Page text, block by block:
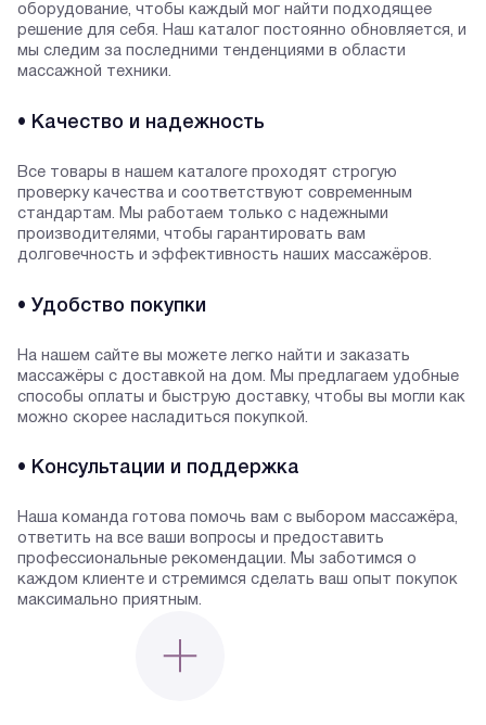
оборудование, чтобы каждый мог найти подходящее
решение для себя. Наш каталог постоянно обновляется, и
мы следим за последними тенденциями в области
массажной техники.
• Качество и надежность
Все товары в нашем каталоге проходят строгую
проверку качества и соответствуют современным
стандартам. Мы работаем только с надежными
производителями, чтобы гарантировать вам
долговечность и эффективность наших массажёров.
• Удобство покупки
На нашем сайте вы можете легко найти и заказать
массажёры с доставкой на дом. Мы предлагаем удобные
способы оплаты и быструю доставку, чтобы вы могли как
можно скорее насладиться покупкой.
• Консультации и поддержка
Наша команда готова помочь вам с выбором массажёра,
ответить на все ваши вопросы и предоставить
профессиональные рекомендации. Мы заботимся о
каждом клиенте и стремимся сделать ваш опыт покупок
максимально приятным.